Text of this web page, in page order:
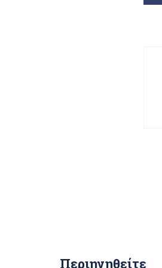
Περιηγηθείτε